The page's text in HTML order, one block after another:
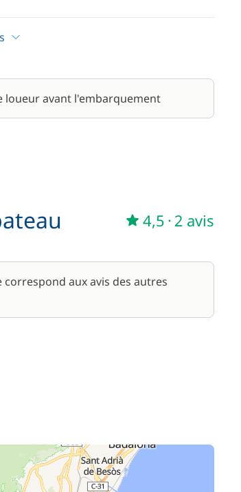
190,00 €
/ personne
/ jour
loueur avant l'embarquement
4,5 ·2 avis
correspond aux avis des autres